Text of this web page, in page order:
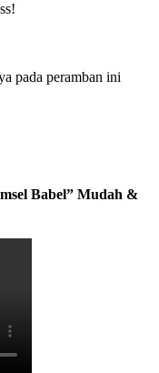
pada peramban ini
Babel” Mudah &